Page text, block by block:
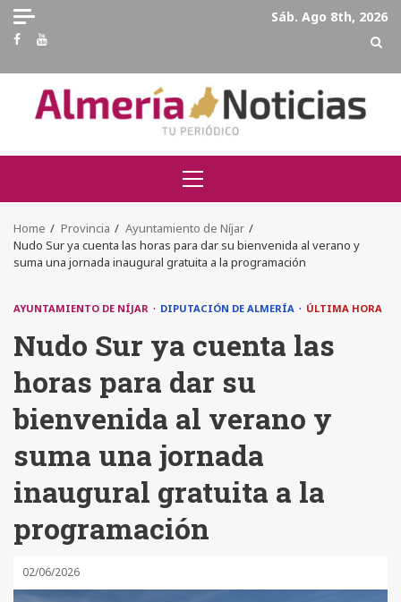
Skip
content
Sáb. Ago 8th, 2026
Facebook
Youtube
Primary
Menu
Home Provincia
Ayuntamiento de Níjar
Nudo Sur ya cuenta las horas para dar su bienvenida al verano y
suma una jornada inaugural gratuita a la programación
AYUNTAMIENTO DE NÍJAR DIPUTACIÓN DE ALMERÍA ÚLTIMA HORA
Nudo Sur ya cuenta las
horas para dar su
bienvenida al verano y
suma una jornada
inaugural gratuita a la
programación
02/06/2026